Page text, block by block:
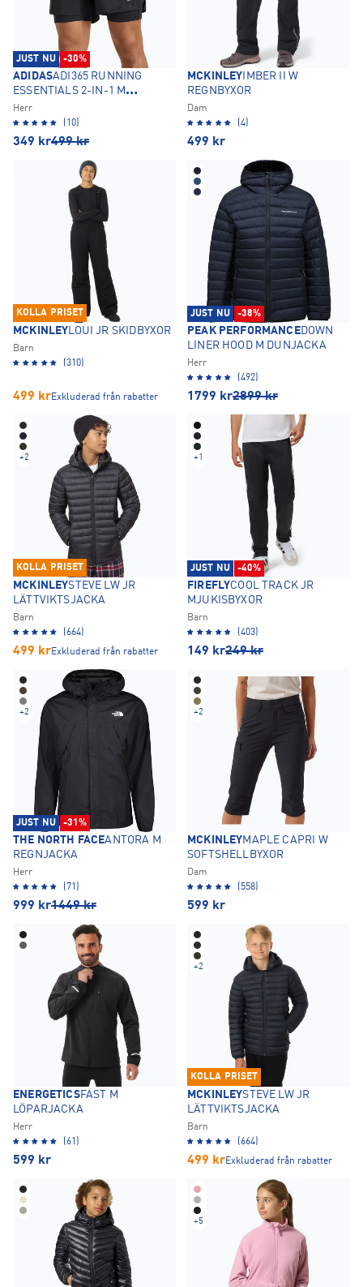
JUST NU -30%
ADIDASADI365 RUNNING
ESSENTIALS 2-IN-1 M
LÖPARSHORTS
Herr
(10)
349 kr499 kr
MCKINLEY IMBER II W
REGNBYXOR
Dam
(4)
499 kr
KOLLA PRISET
MCKINLEYLOUI JR SKIDBYXOR
Barn
(310)
499 krExkluderad från rabatter
JUST NU -38%
PEAK PERFORMANCEDOWN
LINER HOOD M DUNJACKA
Herr
(492)
1799 kr2899 kr
+2
KOLLA PRISET
MCKINLEYSTEVE LW JR
LÄTTVIKTSJACKA
Barn
(664)
499 krExkluderad från rabatter
+1
JUST NU -40%
FIREFLYCOOL TRACK JR
MJUKISBYXOR
Barn
(403)
149 kr249 kr
+2
JUST NU -31%
THE NORTH FACEANTORA M
REGNJACKA
Herr
(71)
999 kr1449 kr
+2
MCKINLEYMAPLE CAPRI W
SOFTSHELLBYXOR
Dam
(558)
599 kr
ENERGETICSFAST M
LÖPARJACKA
Herr
(61)
599 kr
+2
KOLLA PRISET
MCKINLEYSTEVE LW JR
LÄTTVIKTSJACKA
Barn
(664)
499 krExkluderad från rabatter
+5